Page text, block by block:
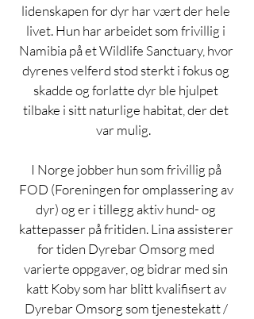
lidenskapen for dyr har vært der hele
livet. Hun har arbeidet som frivillig i
Namibia på et Wildlife Sanctuary, hvor
dyrenes velferd stod sterkt i fokus og
skadde og forlatte dyr ble hjulpet
tilbake i sitt naturlige habitat, der det
var mulig.
I Norge jobber hun som frivillig på
FOD (Foreningen for omplassering av
dyr) og er i tillegg aktiv hund- og
kattepasser på fritiden. Lina assisterer
for tiden Dyrebar Omsorg med
varierte oppgaver, og bidrar med sin
katt Koby som har blitt kvalifisert av
Dyrebar Omsorg som tjenestekatt /